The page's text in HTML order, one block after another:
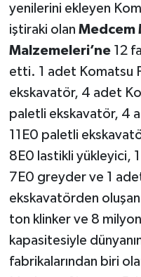
yenilerini ekleyen
iştiraki olan Medcem
Malzemeleri’ne 12
etti. 1 adet Komatsu
ekskavatör, 4 adet
paletli ekskavatör, 4
11E0 paletli
8E0 lastikli yükleyici,
7E0 greyder ve 1
ekskavatörden
ton klinker ve 8
kapasitesiyle
fabrikalarından biri